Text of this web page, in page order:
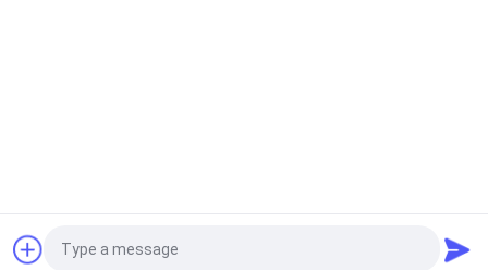
Über uns